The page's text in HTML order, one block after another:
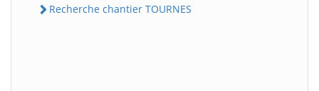
Recherche chantier TOURNES